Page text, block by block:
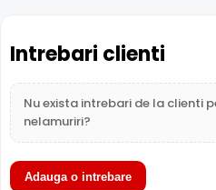
camerei HikVision DS-
zone cu contrast puternic de
clare pe intreaga scena.
Intrebari clienti
Nu exista intrebari de la clienti
nelamuriri?
Adauga o intrebare